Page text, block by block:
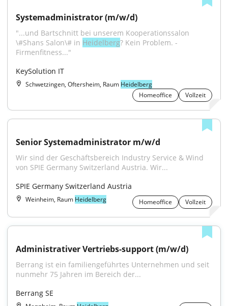
Systemadministrator (m/w/d)
"...und Bartschnitt bei unserem Kooperationssalon
\#Shans Salon\# in Heidelberg? Kein Problem. -
Firmenfitness..."
KeySolution IT
Schwetzingen, Oftersheim, Raum Heidelberg
Homeoffice
Vollzeit
Senior Systemadministrator m/w/d
Wir sind der Geschäftsbereich Industry Service & Wind
von SPIE Germany Switzerland Austria. Wir...
SPIE Germany Switzerland Austria
Weinheim, Raum Heidelberg Homeoffice Vollzeit
Administrativer Vertriebs-support (m/w/d)
Berrang ist ein familiengeführtes Unternehmen und seit
nunmehr 75 Jahren im Bereich der...
Berrang SE